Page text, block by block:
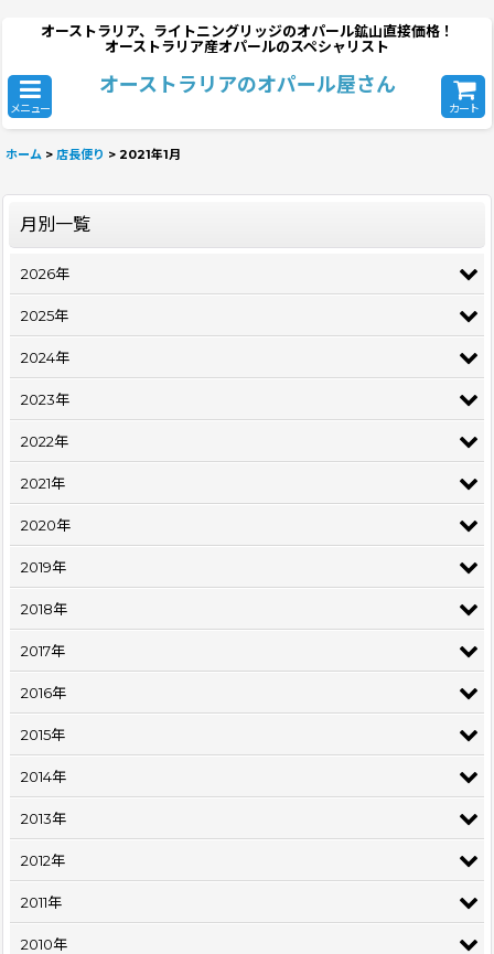
オーストラリア、ライトニングリッジのオパール鉱山直接価格！
オーストラリア産オパールのスペシャリスト
メニュー
オーストラリアのオパール屋さん
カート
ホーム > 店長便り > 2021年1月
月別一覧
2026年
2025年
2024年
2023年
2022年
2021年
2020年
2019年
2018年
2017年
2016年
2015年
2014年
2013年
2012年
2011年
2010年